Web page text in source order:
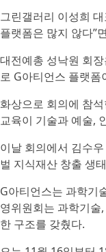
그린갤러리 이성희
플랫폼은 많지 않다”
대전예총 성낙원 회
로 G아티언스 플랫폼
화상으로 회의에 참
교육이 기술과 예술,
이날 회의에서 김수
벌 지식재산 창출 생
G아티언스는 과학기
영위원회는 과학기
한 구조를 갖췄다.